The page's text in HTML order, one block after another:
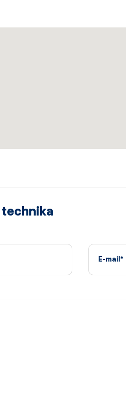
E-mail*